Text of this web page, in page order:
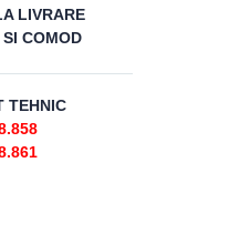
LIVRARE
COMOD
TEHNIC